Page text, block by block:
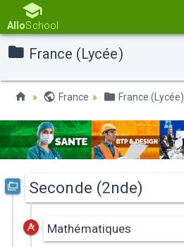
AlloSchool
France (Lycée)
France France (Lycée)
Seconde (2nde)
Mathématiques